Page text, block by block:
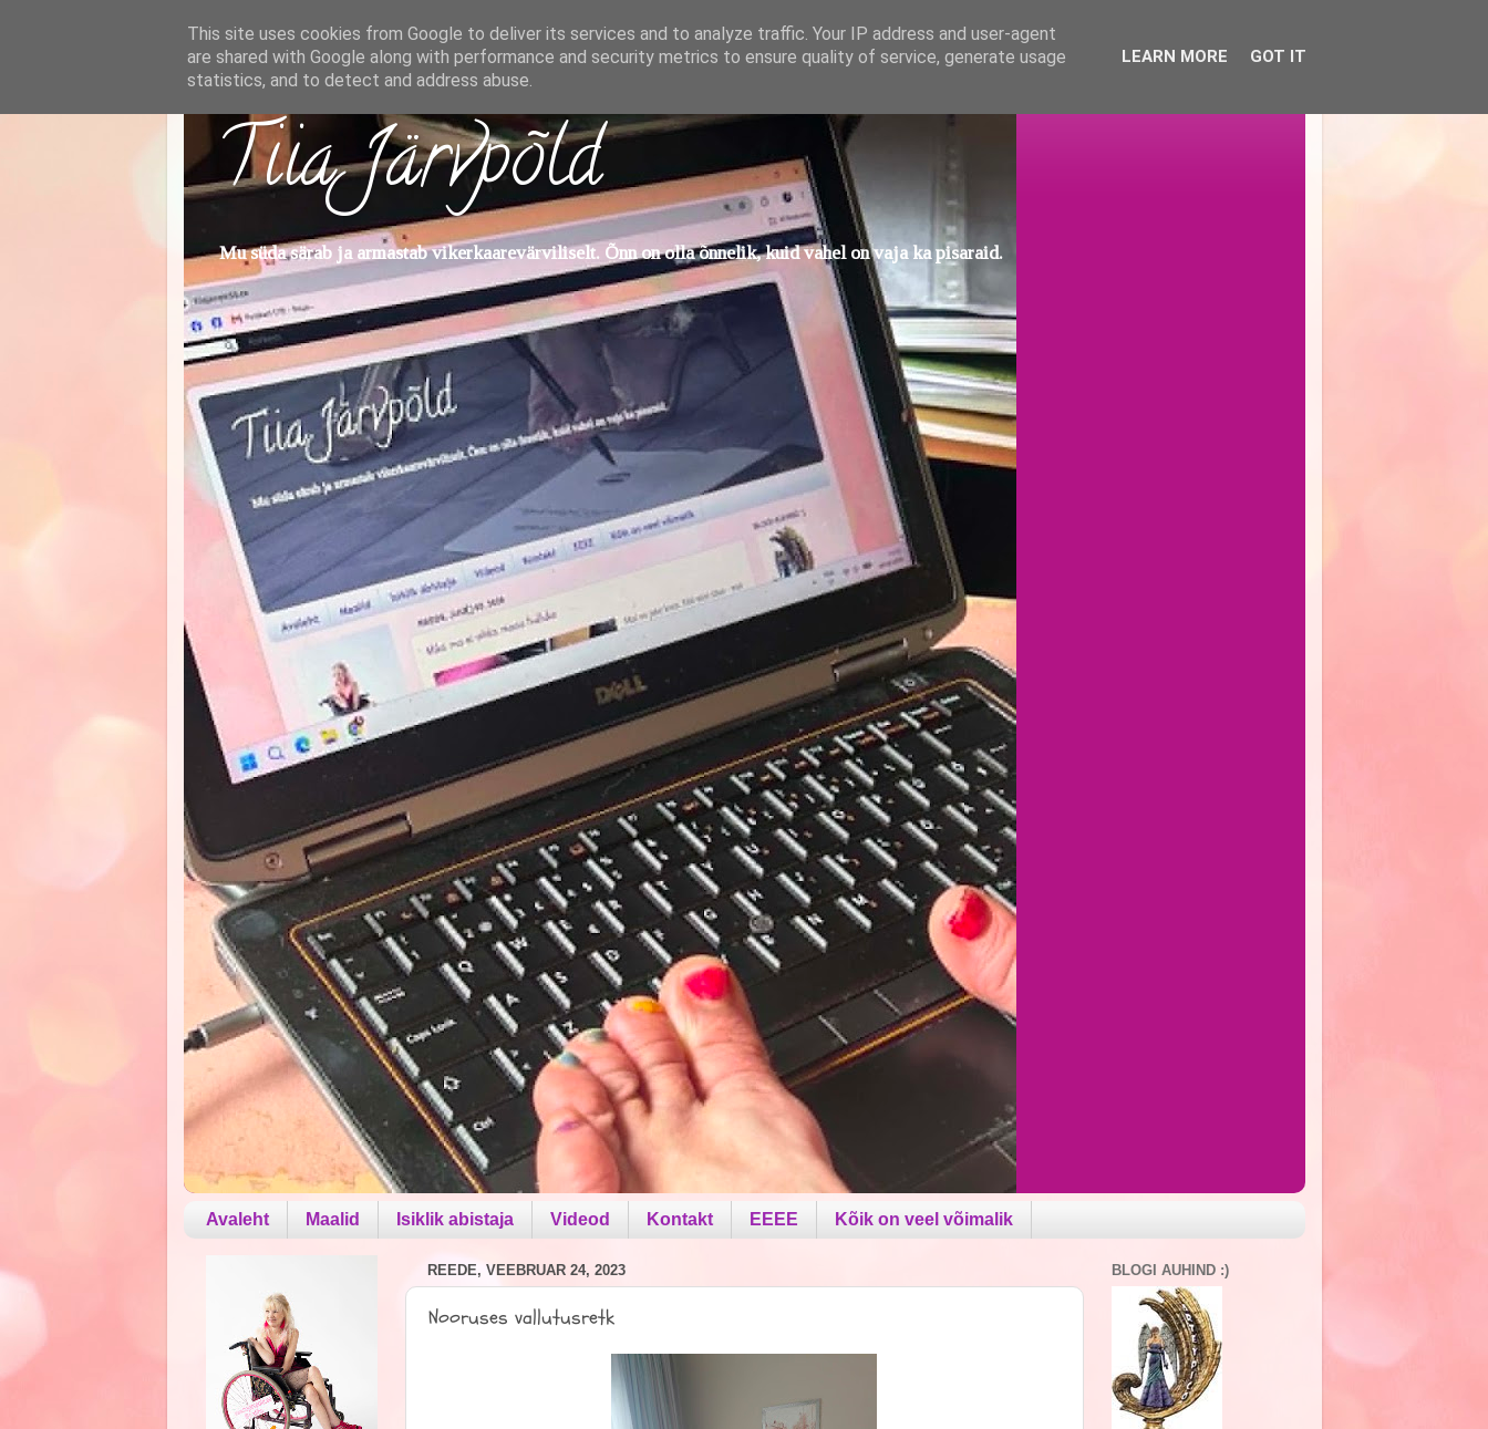
Tiia Järvpõld
Mu süda särab ja armastab vikerkaarevärviliselt. Õnn on olla õnnelik, kuid vahel on vaja ka pisaraid.
Avaleht Maalid Isiklik abistaja Videod Kontakt EEEE Kõik on veel võimalik
REEDE, VEEBRUAR 24, 2023
Nooruses vallutusretk
BLOGI AUHIND :)
This site uses cookies from Google to deliver its services and to analyze traffic. Your IP address and user-agent
are shared with Google along with performance and security metrics to ensure quality of service, generate usage
statistics, and to detect and address abuse.
LEARN MORE GOT IT